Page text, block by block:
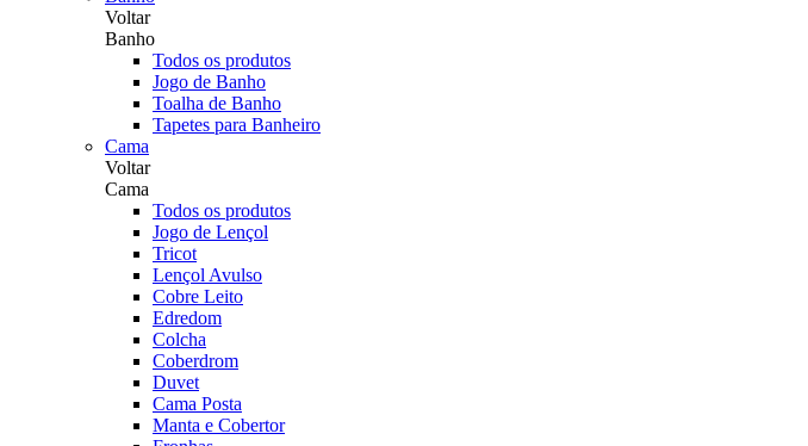
Voltar
Banho
Todos os produtos
Jogo de Banho
Toalha de Banho
Tapetes para Banheiro
Cama
Voltar
Cama
Todos os produtos
Jogo de Lençol
Tricot
Lençol Avulso
Cobre Leito
Edredom
Colcha
Coberdrom
Duvet
Cama Posta
Manta e Cobertor